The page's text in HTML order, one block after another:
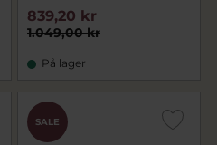
1.049,00 kr
839,20 kr
På lager
SALE